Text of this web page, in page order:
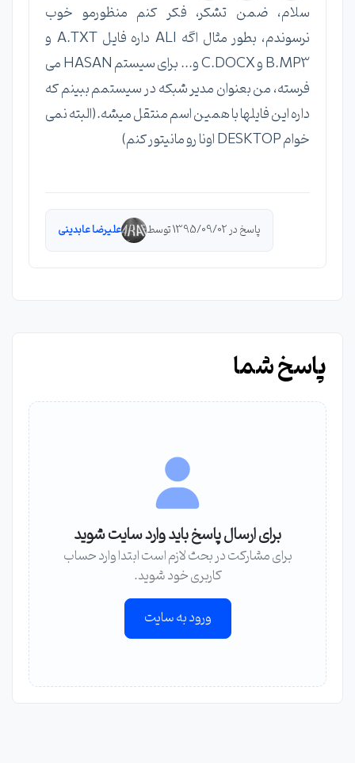
سلام، ضمن تشکر، فکر کنم منظورمو خوب
نرسوندم، بطور مثال اگه ALI داره فایل A.TXT و
B.MP3 و C.DOCX و... برای سیستم HASAN می
فرسته، من بعنوان مدیر شبکه در سیستمم ببینم که
داره این فایلها با همین اسم منتقل میشه.(البته نمی
خوام DESKTOP اونا رو مانیتور کنم)
پاسخ در 1395/09/02 توسط علیرضا عابدینی
پاسخ شما
برای ارسال پاسخ باید وارد سایت شوید
برای مشارکت در بحث لازم است ابتدا وارد حساب
کاربری خود شوید.
ورود به سایت